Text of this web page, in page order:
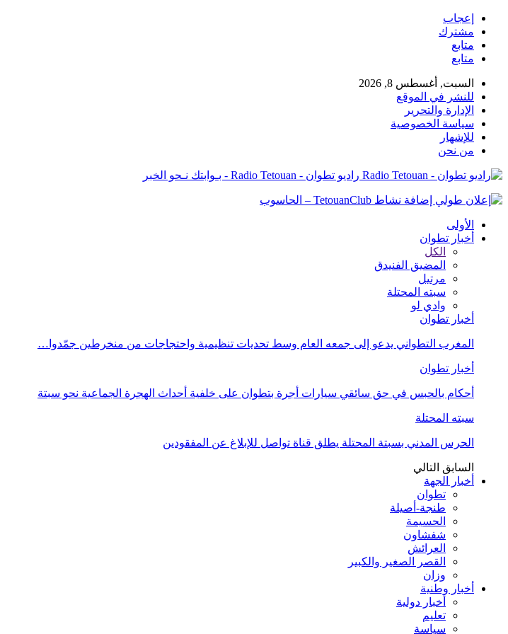
إعجاب
مشترك
متابع
متابع
السبت, أغسطس 8, 2026
للنشر في الموقع
الإدارة والتحرير
سياسة الخصوصية
للإشهار
من نحن
راديو تطوان - Radio Tetouan - بـوابتك نـحو الخبر
الأولى
أخبار تطوان
الكل
المضيق الفنيدق
مرتيل
سبته المحتلة
وادي لو
أخبار تطوان
المغرب التطواني يدعو إلى جمعه العام وسط تحديات تنظيمية واحتجاجات من منخرطين جمّدوا…
أخبار تطوان
أحكام بالحبس في حق سائقي سيارات أجرة بتطوان على خلفية أحداث الهجرة الجماعية نحو سبتة
سبته المحتلة
الحرس المدني بسبتة المحتلة يطلق قناة تواصل للإبلاغ عن المفقودين
السابق التالي
أخبار الجهة
تطوان
طنجة-أصيلة
الحسيمة
شفشاون
العرائش
القصر الصغير والكبير
وزان
أخبار وطنية
أخبار دولية
تعليم
سياسة